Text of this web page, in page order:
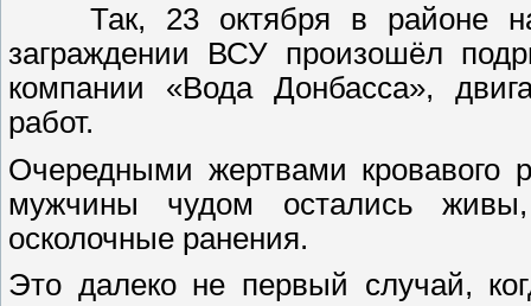
Так, 23 октября в районе
заграждении ВСУ произошёл
компании «Вода Донбасса»,
работ.
Очередными жертвами кровавого
мужчины чудом остались
осколочные ранения.
Это далеко не первый случай,